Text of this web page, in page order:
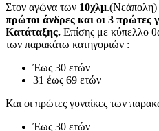
Στον αγώνα των 10χλμ.(Νεάπολη)
πρώτοι άνδρες και οι 3 πρώτες
Κατάταξης. Επίσης με κύπελλο
των παρακάτω κατηγοριών :
Έως 30 ετών
31 έως 69 ετών
Και οι πρώτες γυναίκες των
Έως 30 ετών